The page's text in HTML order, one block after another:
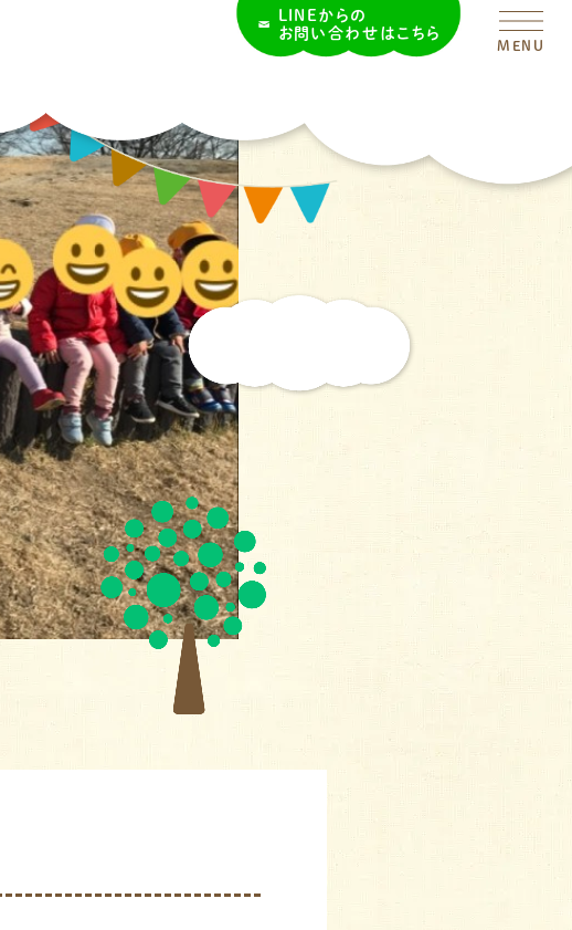
LINEからの
お問い合わせはこちら
MENU